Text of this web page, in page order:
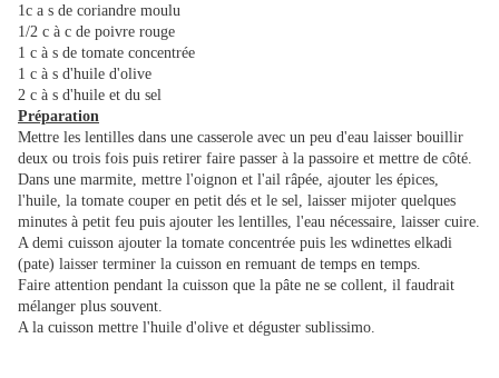
1c a s de coriandre moulu
1/2 c à c de poivre rouge
1 c à s de tomate concentrée
1 c à s d'huile d'olive
2 c à s d'huile et du sel
Préparation
Mettre les lentilles dans une casserole avec un peu d'eau laisser bouillir
deux ou trois fois puis retirer faire passer à la passoire et mettre de côté.
Dans une marmite, mettre l'oignon et l'ail râpée, ajouter les épices,
l'huile, la tomate couper en petit dés et le sel, laisser mijoter quelques
minutes à petit feu puis ajouter les lentilles, l'eau nécessaire, laisser cuire.
A demi cuisson ajouter la tomate concentrée puis les wdinettes elkadi
(pate) laisser terminer la cuisson en remuant de temps en temps.
Faire attention pendant la cuisson que la pâte ne se collent, il faudrait
mélanger plus souvent.
A la cuisson mettre l'huile d'olive et déguster sublissimo.